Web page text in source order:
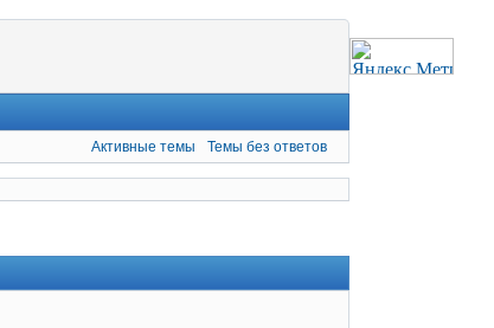
Активные темы Темы без ответов